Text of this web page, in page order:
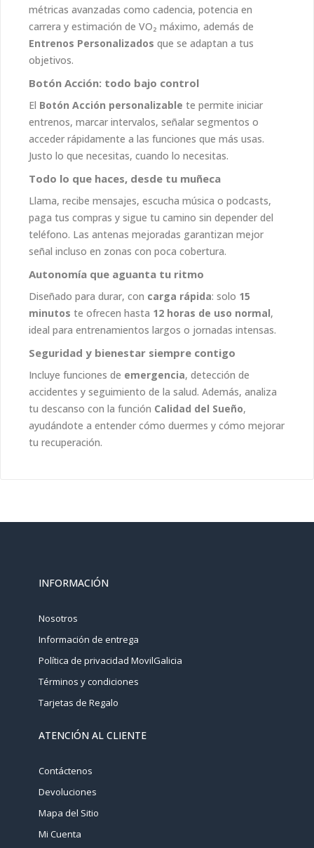
métricas avanzadas como cadencia, potencia en
carrera y estimación de VO₂ máximo, además de
Entrenos Personalizados que se adaptan a tus
objetivos.
Botón Acción: todo bajo control
El Botón Acción personalizable te permite iniciar
entrenos, marcar intervalos, señalar segmentos o
acceder rápidamente a las funciones que más usas.
Justo lo que necesitas, cuando lo necesitas.
Todo lo que haces, desde tu muñeca
Llama, recibe mensajes, escucha música o podcasts,
paga tus compras y sigue tu camino sin depender del
teléfono. Las antenas mejoradas garantizan mejor
señal incluso en zonas con poca cobertura.
Autonomía que aguanta tu ritmo
Diseñado para durar, con carga rápida: solo 15
minutos te ofrecen hasta 12 horas de uso normal,
ideal para entrenamientos largos o jornadas intensas.
Seguridad y bienestar siempre contigo
Incluye funciones de emergencia, detección de
accidentes y seguimiento de la salud. Además, analiza
tu descanso con la función Calidad del Sueño,
ayudándote a entender cómo duermes y cómo mejorar
tu recuperación.
INFORMACIÓN
Nosotros
Información de entrega
Política de privacidad MovilGalicia
Términos y condiciones
Tarjetas de Regalo
ATENCIÓN AL CLIENTE
Contáctenos
Devoluciones
Mapa del Sitio
Mi Cuenta